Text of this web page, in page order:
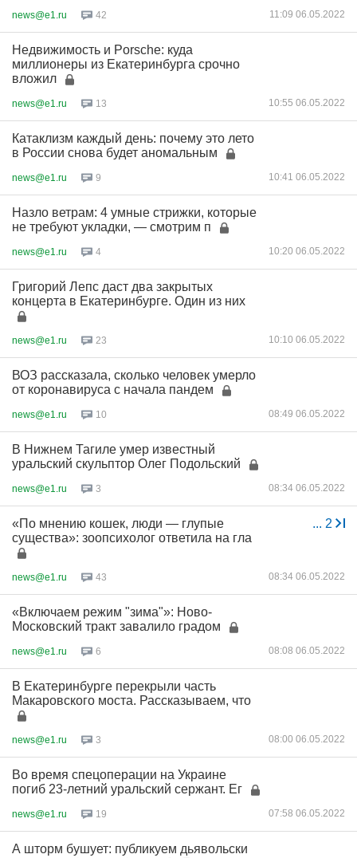
news@e1.ru 42 11:09 06.05.2022
Недвижимость и Porsche: куда
миллионеры из Екатеринбурга срочно
вложил
news@e1.ru 13 10:55 06.05.2022
Катаклизм каждый день: почему это лето
в России снова будет аномальным
news@e1.ru 9 10:41 06.05.2022
Назло ветрам: 4 умные стрижки, которые
не требуют укладки, — смотрим п
news@e1.ru 4 10:20 06.05.2022
Григорий Лепс даст два закрытых
концерта в Екатеринбурге. Один из них
news@e1.ru 23 10:10 06.05.2022
ВОЗ рассказала, сколько человек умерло
от коронавируса с начала пандем
news@e1.ru 10 08:49 06.05.2022
В Нижнем Тагиле умер известный
уральский скульптор Олег Подольский
news@e1.ru 3 08:34 06.05.2022
... 2
«По мнению кошек, люди — глупые
существа»: зоопсихолог ответила на гла
news@e1.ru 43 08:34 06.05.2022
«Включаем режим "зима"»: Ново-
Московский тракт завалило градом
news@e1.ru 6 08:08 06.05.2022
В Екатеринбурге перекрыли часть
Макаровского моста. Рассказываем, что
news@e1.ru 3 08:00 06.05.2022
Во время спецоперации на Украине
погиб 23-летний уральский сержант. Ег
news@e1.ru 19 07:58 06.05.2022
А шторм бушует: публикуем дьявольски